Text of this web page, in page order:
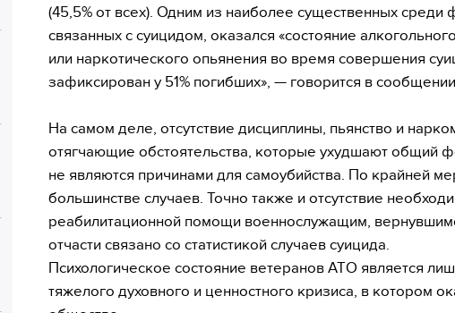
(45,5% от всех). Одним из наиболее существенных среди
связанных с суицидом, оказался «состояние алкогольного
или наркотического опьянения во время совершения
зафиксирован у 51% погибших», — говорится в
На самом деле, отсутствие дисциплины, пьянство и
отягчающие обстоятельства, которые ухудшают общий
не являются причинами для самоубийства. По крайней
большинстве случаев. Точно также и отсутствие
реабилитационной помощи военнослужащим,
отчасти связано со статистикой случаев суицида.
Психологическое состояние ветеранов АТО является
тяжелого духовного и ценностного кризиса, в котором